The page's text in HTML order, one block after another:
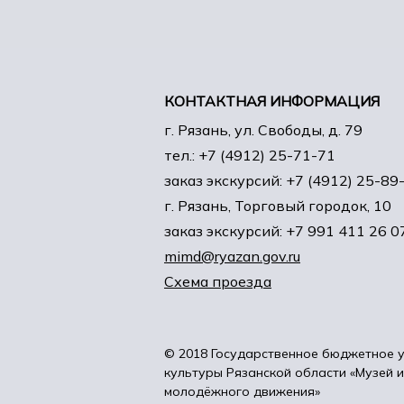
КОНТАКТНАЯ ИНФОРМАЦИЯ
г. Рязань, ул. Свободы, д. 79
тел.: +7 (4912) 25-71-71
заказ экскурсий: +7 (4912) 25-
г. Рязань, Торговый городок, 10
заказ экскурсий: +7 991 411 26
mimd@ryazan.gov.ru
Схема проезда
© 2018 Государственное бюджетное
культуры Рязанской области «Музей
молодёжного движения»